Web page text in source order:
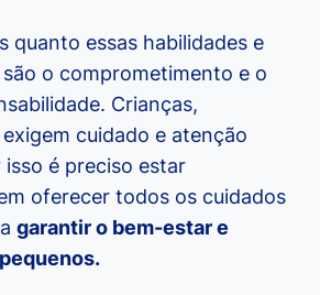
quanto essas habilidades e
o comprometimento e o
Crianças,
cuidado e atenção
é preciso estar
oferecer todos os cuidados
garantir o bem-estar e